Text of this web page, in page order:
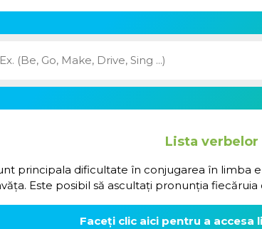
Lista
principala dificultate în conjugarea în limba
Este posibil să ascultați pronunția
Faceți clic aici pentru a